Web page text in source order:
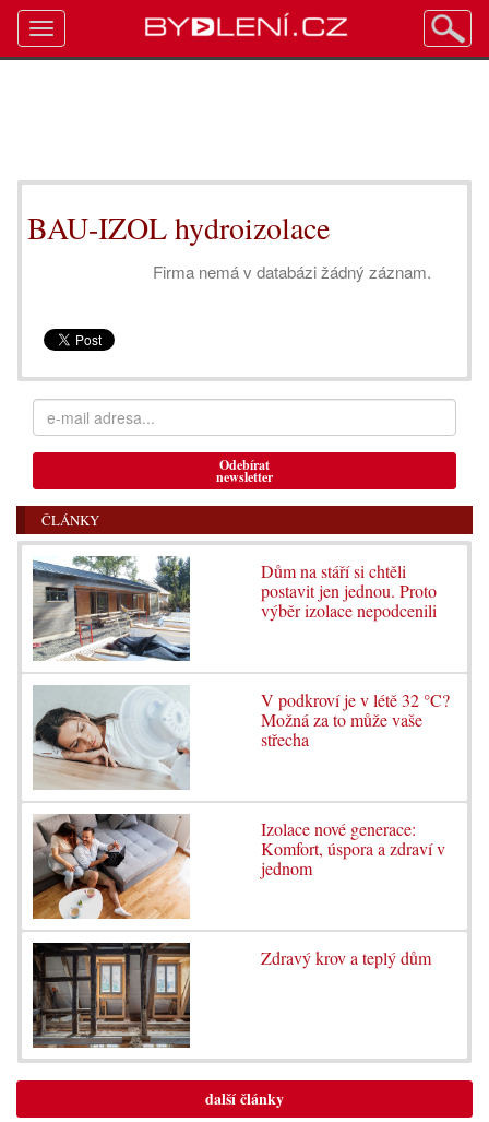
BAU-IZOL hydroizolace
Firma nemá v databázi žádný záznam.
Odebírat
newsletter
ČLÁNKY
Dům na stáří si chtěli
postavit jen jednou. Proto
výběr izolace nepodcenili
V podkroví je v létě 32 °C?
Možná za to může vaše
střecha
Izolace nové generace:
Komfort, úspora a zdraví v
jednom
Zdravý krov a teplý dům
další články
Toggle
navigation